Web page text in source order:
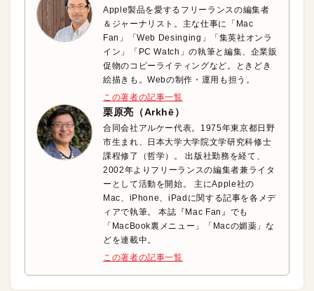
Apple製品を愛するフリーランスの編集者
＆ジャーナリスト。主な仕事に「Mac
Fan」「Web Desinging」「集英社オンラ
イン」「PC Watch」の執筆と編集、企業販
促物のコピーライティングなど。ときどき
絵描きも。Webの制作・運用も担う。
この著者の記事一覧
栗原亮（Arkhē）
合同会社アルケー代表。1975年東京都日野
市生まれ、日本大学大学院文学研究科修士
課程修了（哲学）。 出版社勤務を経て、
2002年よりフリーランスの編集者兼ライタ
ーとして活動を開始。 主にApple社の
Mac、iPhone、iPadに関する記事を各メデ
ィアで執筆。 本誌『Mac Fan』でも
「MacBook裏メニュー」「Macの媚薬」な
どを連載中。
この著者の記事一覧